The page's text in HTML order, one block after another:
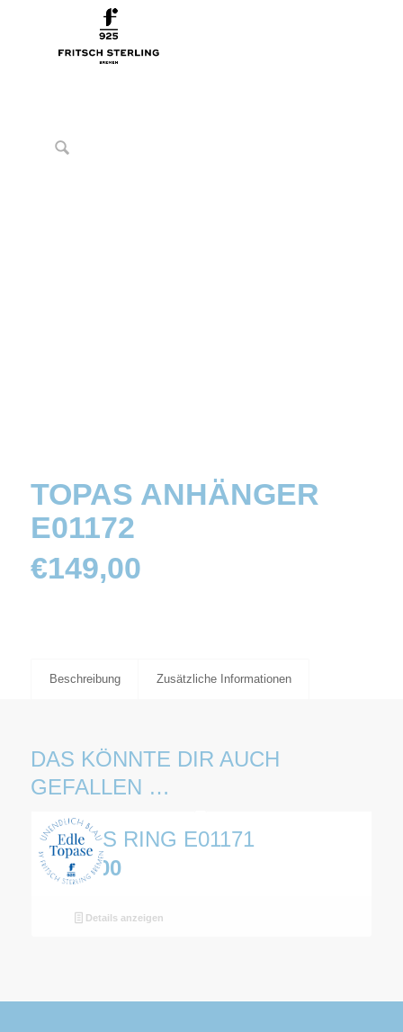
TOPAS ANHÄNGER
E01172
€149,00
Beschreibung Zusätzliche Informationen
DAS KÖNNTE DIR AUCH
GEFALLEN …
TOPAS RING E01171
€ 169,00
Details anzeigen